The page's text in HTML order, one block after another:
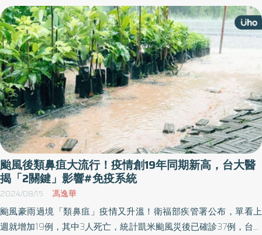
加重，每天拉肚子超過5次，嚴重影響生活。經大腸鏡微菌治療後3
個月，不僅困難梭菌感染痊癒，腸道發炎也顯著改善，排便習慣恢
復正常，內視鏡檢查結果顯示黏膜完全癒合。
颱風後類鼻疽大流行！疫情創19年同期新高，台大醫
揭「2關鍵」影響#免疫系統
2024/08/15 馮逸華
颱風豪雨過境「類鼻疽」疫情又升溫！衛福部疾管署公布，單看上
週就增加19例，其中3人死亡，統計凱米颱風災後已確診37例，台灣